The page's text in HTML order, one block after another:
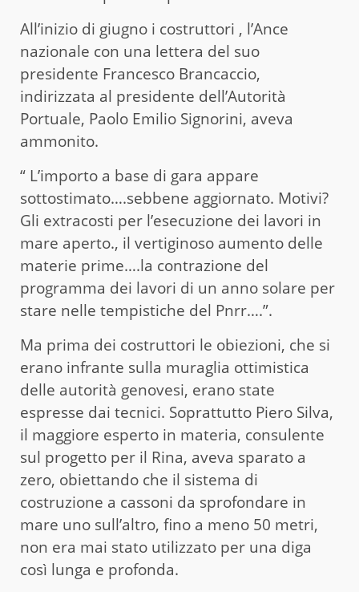
All’inizio di giugno i costruttori , l’Ance
nazionale con una lettera del suo
presidente Francesco Brancaccio,
indirizzata al presidente dell’Autorità
Portuale, Paolo Emilio Signorini, aveva
ammonito.
“ L’importo a base di gara appare
sottostimato….sebbene aggiornato. Motivi?
Gli extracosti per l’esecuzione dei lavori in
mare aperto., il vertiginoso aumento delle
materie prime….la contrazione del
programma dei lavori di un anno solare per
stare nelle tempistiche del Pnrr….”.
Ma prima dei costruttori le obiezioni, che si
erano infrante sulla muraglia ottimistica
delle autorità genovesi, erano state
espresse dai tecnici. Soprattutto Piero Silva,
il maggiore esperto in materia, consulente
sul progetto per il Rina, aveva sparato a
zero, obiettando che il sistema di
costruzione a cassoni da sprofondare in
mare uno sull’altro, fino a meno 50 metri,
non era mai stato utilizzato per una diga
così lunga e profonda.